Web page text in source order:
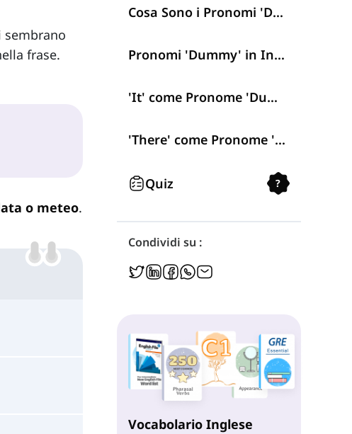
sembrano
frase.
o meteo.
Cosa Sono i Pronomi 'Dummy"?
Pronomi 'Dummy' in Inglese
'It' come Pronome 'Dummy'
'There' come Pronome 'Dummy'
Quiz ?
Condividi su :
Vocabolario Inglese